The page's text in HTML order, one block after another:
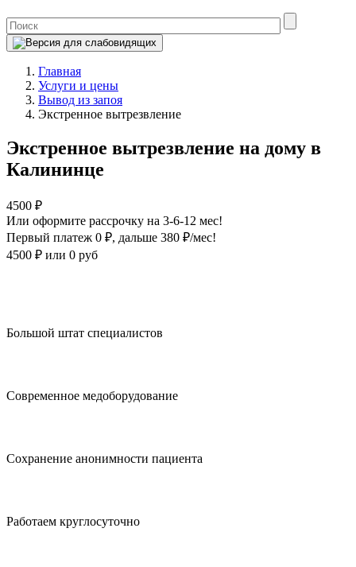
Главная
Услуги и цены
Вывод из запоя
Экстренное вытрезвление
Экстренное вытрезвление на дому в
Калининце
4500 ₽
Или оформите рассрочку на 3-6-12 мес!
Первый платеж 0 ₽, дальше 380 ₽/мес!
4500 ₽ или 0 руб
Большой штат специалистов
Современное медоборудование
Сохранение анонимности пациента
Работаем круглосуточно